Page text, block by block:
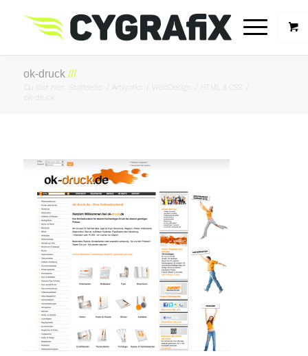
ok-druck
Du bist hier: Startseite Artworks WebDesign HTML & CSS
ok-druck